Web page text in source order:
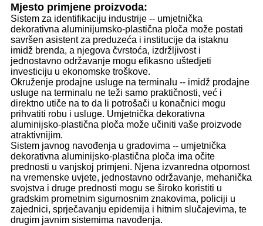
Mjesto primjene proizvoda:
Sistem za identifikaciju industrije -- umjetnička
dekorativna aluminijumsko-plastična ploča može postati
savršen asistent za preduzeća i institucije da istaknu
imidž brenda, a njegova čvrstoća, izdržljivost i
jednostavno održavanje mogu efikasno uštedjeti
investiciju u ekonomske troškove.
Okruženje prodajne usluge na terminalu -- imidž prodajne
usluge na terminalu ne teži samo praktičnosti, već i
direktno utiče na to da li potrošači u konačnici mogu
prihvatiti robu i usluge. Umjetnička dekorativna
aluminijsko-plastična ploča može učiniti vaše proizvode
atraktivnijim.
Sistem javnog navođenja u gradovima -- umjetnička
dekorativna aluminijsko-plastična ploča ima očite
prednosti u vanjskoj primjeni. Njena izvanredna otpornost
na vremenske uvjete, jednostavno održavanje, mehanička
svojstva i druge prednosti mogu se široko koristiti u
gradskim prometnim sigurnosnim znakovima, policiji u
zajednici, sprječavanju epidemija i hitnim slučajevima, te
drugim javnim sistemima navođenja.